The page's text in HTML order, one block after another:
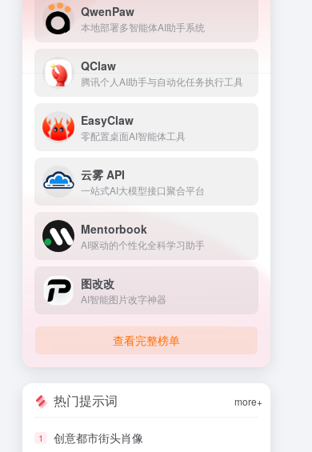
QwenPaw
本地部署多智能体AI助手系统
QClaw
腾讯个人AI助手与自动化任务执行工具
EasyClaw
零配置桌面AI智能体工具
云雾 API
一站式AI大模型接口聚合平台
Mentorbook
AI驱动的个性化全科学习助手
图改改
AI智能图片改字神器
查看完整榜单
热门提示词 more+
1 创意都市街头肖像